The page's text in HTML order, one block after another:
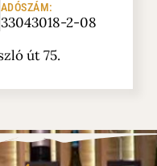
ADÓSZÁM:
33043018-2-08
út 75.